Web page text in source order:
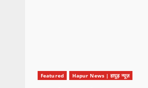
Featured Hapur News | हापुड़ न्यूज़